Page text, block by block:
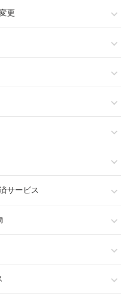
更
サービス